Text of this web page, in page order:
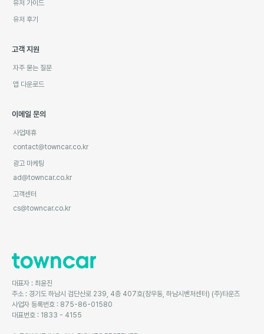
유저 가이드
유저 후기
고객 지원
자주 묻는 질문
앱 다운로드
이메일 문의
사업제휴
contact@towncar.co.kr
광고 마케팅
ad@towncar.co.kr
고객센터
cs@towncar.co.kr
대표자 : 최윤진
주소 : 경기도 하남시 검단산로 239, 4층 407호(창우동, 하남시벤처센터) (주)타운즈
사업자 등록번호 : 875-86-01580
대표번호 : 1833 - 4155